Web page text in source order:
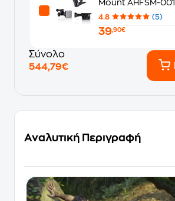
Mount AHFSM-001
4.8 (5)
39,90€
Σύνολο
544,79€
Αναλυτική Περιγραφή